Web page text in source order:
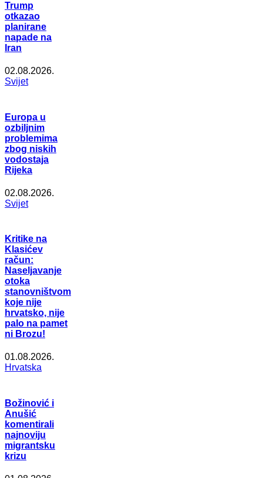
Trump
otkazao
planirane
napade na
Iran
02.08.2026.
Svijet
Europa u
ozbiljnim
problemima
zbog niskih
vodostaja
Rijeka
02.08.2026.
Svijet
Kritike na
Klasićev
račun:
Naseljavanje
otoka
stanovništvom
koje nije
hrvatsko, nije
palo na pamet
ni Brozu!
01.08.2026.
Hrvatska
Božinović i
Anušić
komentirali
najnoviju
migrantsku
krizu